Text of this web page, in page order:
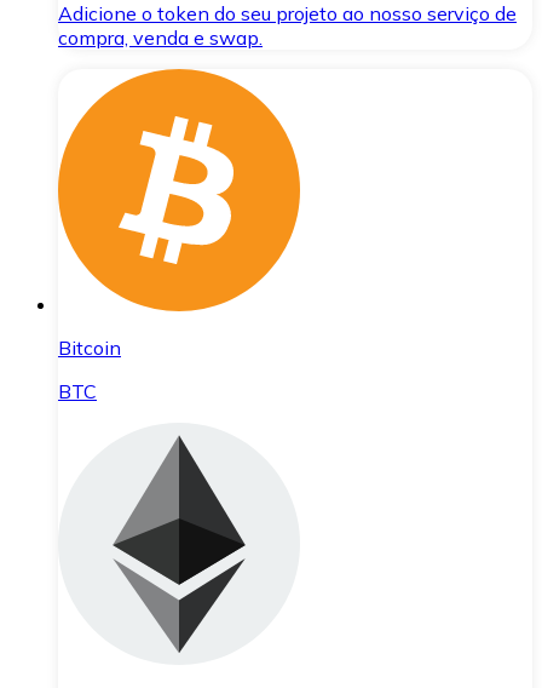
Adicione o token do seu projeto ao nosso serviço de
compra, venda e swap.
Bitcoin
BTC